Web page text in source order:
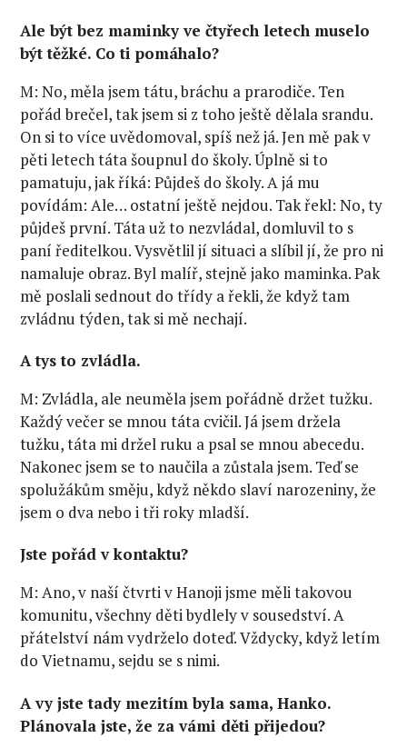
Ale být bez maminky ve čtyřech letech muselo
být těžké. Co ti pomáhalo?
M: No, měla jsem tátu, bráchu a prarodiče. Ten
pořád brečel, tak jsem si z toho ještě dělala srandu.
On si to více uvědomoval, spíš než já. Jen mě pak v
pěti letech táta šoupnul do školy. Úplně si to
pamatuju, jak říká: Půjdeš do školy. A já mu
povídám: Ale… ostatní ještě nejdou. Tak řekl: No, ty
půjdeš první. Táta už to nezvládal, domluvil to s
paní ředitelkou. Vysvětlil jí situaci a slíbil jí, že pro ni
namaluje obraz. Byl malíř, stejně jako maminka. Pak
mě poslali sednout do třídy a řekli, že když tam
zvládnu týden, tak si mě nechají.
A tys to zvládla.
M: Zvládla, ale neuměla jsem pořádně držet tužku.
Každý večer se mnou táta cvičil. Já jsem držela
tužku, táta mi držel ruku a psal se mnou abecedu.
Nakonec jsem se to naučila a zůstala jsem. Teď se
spolužákům směju, když někdo slaví narozeniny, že
jsem o dva nebo i tři roky mladší.
Jste pořád v kontaktu?
M: Ano, v naší čtvrti v Hanoji jsme měli takovou
komunitu, všechny děti bydlely v sousedství. A
přátelství nám vydrželo doteď. Vždycky, když letím
do Vietnamu, sejdu se s nimi.
A vy jste tady mezitím byla sama, Hanko.
Plánovala jste, že za vámi děti přijedou?